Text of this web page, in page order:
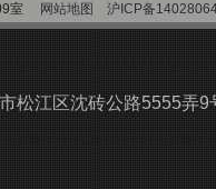
室 网站地图 沪ICP备
松江区沈砖公路5555弄9